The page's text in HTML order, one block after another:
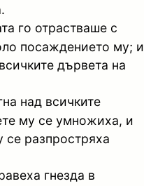
го отрастваше с
посаждението му; и
дървета на
над всичките
му се умножиха, и
се разпростряха
гнезда в